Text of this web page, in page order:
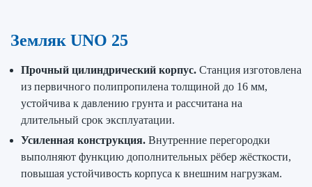
Земляк UNO 25
Прочный цилиндрический корпус. Станция изготовлена
из первичного полипропилена толщиной до 16 мм,
устойчива к давлению грунта и рассчитана на
длительный срок эксплуатации.
Усиленная конструкция. Внутренние перегородки
выполняют функцию дополнительных рёбер жёсткости,
повышая устойчивость корпуса к внешним нагрузкам.